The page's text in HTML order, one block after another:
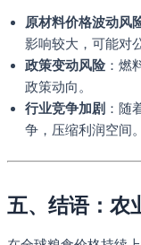
原材料价格波动风
影响较大，可能对
政策变动风险 ：燃
政策动向。
行业竞争加剧 ：随
争，压缩利润空间。
五、结语：农